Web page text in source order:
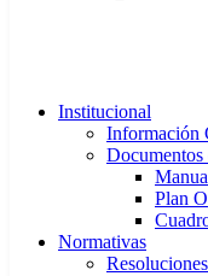
Institucional
Información
Documentos
Plan
Normativas